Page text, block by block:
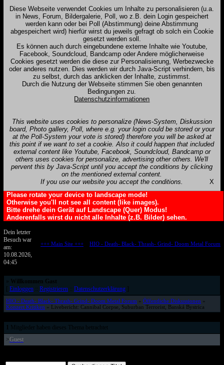
Diese Webseite verwendet Cookies um Inhalte zu personalisieren (u.a.
in News, Forum, Bildergalerie, Poll, wo z.B. dein Login gespeichert
werden kann oder bei Poll (Abstimmung) deine Abstimmung
abgespeichert wird) hierfür wirst du jeweils gefragt ob solch ein Cookie
gesetzt werden soll.
Es können auch durch eingebundene externe Inhalte wie Youtube,
Facebook, Soundcloud, Bandcamp oder Andere möglicherweise
Cookies gesetzt werden die diese zur Personalisierung, Werbezwecke
oder anderes nutzen. Dies werden wir durch Java-Script verhindern, bis
zu selbst, durch das anklicken der Inhalte, zustimmst.
Durch die Nutzung der Webseite stimmen Sie oben genannten
Bedingungen zu.
Datenschutzinformationen
This website uses cookies to personalize (News-System, Diskussion
board, Photo gallery, Poll, where e.g. your login could be stored or your
at the Poll-System your vote is stored) therefore you will be asked at
this point if we want to set a cookie. Also it could happen that included
external content like Youtube, Facebook, Soundcloud, Bandcamp or
others uses cookies for personalize, advertising other others. We'll
pervent this by Java-Script until you accept the conditions by clicking
on the mentioned external content.
If you use our website you accept the conditions.
X
Please rotate your device to landscape mode!
Otherwise you'll not see all content (like images).
Bitte drehe dein Gerät auf Landscape (Quer) Modus!
Anderenfalls wirst du nicht alle Inhalte (z.B. Bilder) sehen.
Dein letzter
Besuch war
am:
10.08.2026,
04:45
+++ Main Site +++:: HIO - Death- Black- Thrash- Grind- Doom Metal Forum
» Willkommen Gast
Einloggen:: Registrieren:: Datenschutzerklärung]
HIO - Death- Black- Thrash- Grind- Doom Metal Forum » Öffentliche Diskussionen »
Konzert Kritiken » Livebericht: Cannibal Corpse, Suburban Terrorist, Banská Bystrica
Mitglieder haben dieses Thema betrachtet
>Guest